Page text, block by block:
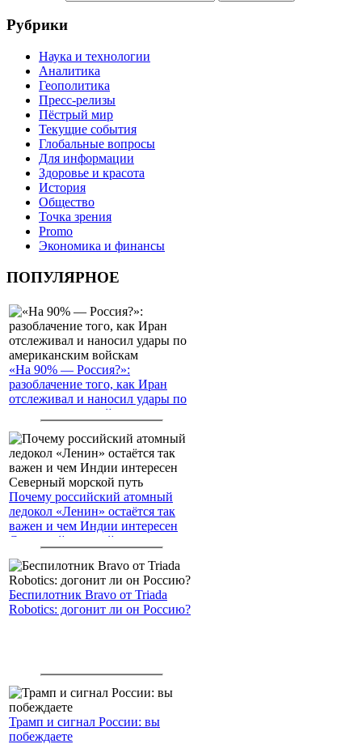
Рубрики
Наука и технологии
Аналитика
Геополитика
Пресс-релизы
Пёстрый мир
Текущие события
Глобальные вопросы
Для информации
Здоровье и красота
История
Общество
Точка зрения
Promo
Экономика и финансы
ПОПУЛЯРНОЕ
«На 90% — Россия?»:
разоблачение того, как Иран
отслеживал и наносил удары по
американским войскам
Почему российский атомный
ледокол «Ленин» остаётся так
важен и чем Индии интересен
Северный морской путь
Беспилотник Bravo от Triada
Robotics: догонит ли он Россию?
Трамп и сигнал России: вы
побеждаете